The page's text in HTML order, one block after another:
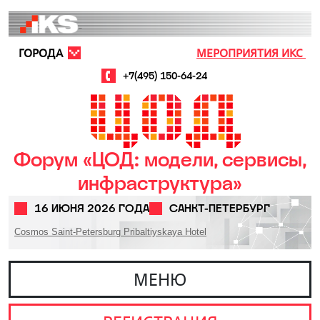
МЕРОПРИЯТИЯ ИКС
+7(495) 150-64-24
ГОРОДА
Форум «ЦОД: модели, сервисы,
инфраструктура»
16 ИЮНЯ 2026 ГОДА САНКТ-ПЕТЕРБУРГ
Cosmos Saint-Petersburg Pribaltiyskaya Hotel
МЕНЮ